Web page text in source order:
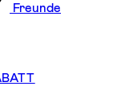
Freunde